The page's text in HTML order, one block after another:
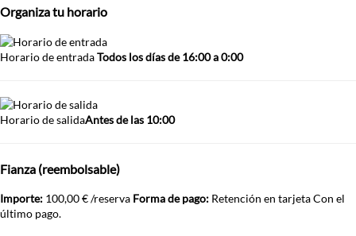
Organiza tu horario
Horario de entradaTodos los días de 16:00 a 0:00
Horario de salidaAntes de las 10:00
Fianza (reembolsable)
Importe: 100,00 € /reserva Forma de pago: Retención en tarjetaCon el
último pago.